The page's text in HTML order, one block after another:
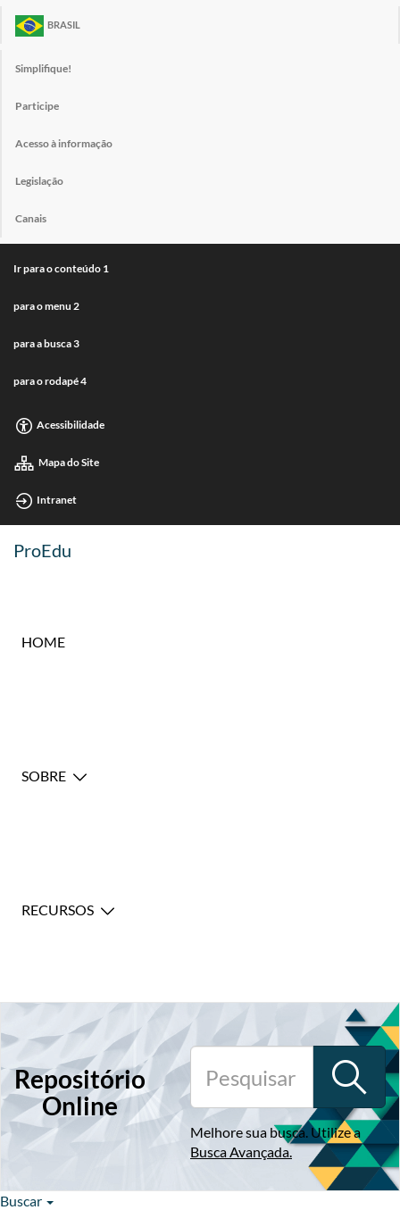
BRASIL
Simplifique!
Participe
Acesso à informação
Legislação
Canais
Ir para o conteúdo 1
para o menu 2
para a busca3
para o rodapé4
Acessibilidade
Mapa do Site
Intranet
ProEdu
HOME
SOBRE
RECURSOS
Repositório
Online
Melhore sua busca. Utilize a
Busca Avançada.
Buscar